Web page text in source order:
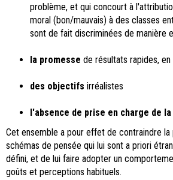
problème, et qui concourt à
moral (bon/mauvais) à des classes
sont de fait discriminées de manière
la promesse de résultats rapides,
des objectifs irréalistes
l'absence de prise en charge de
Cet ensemble a pour effet de contraindre la
schémas de pensée qui lui sont a priori
défini, et de lui faire adopter un
goûts et perceptions habituels.